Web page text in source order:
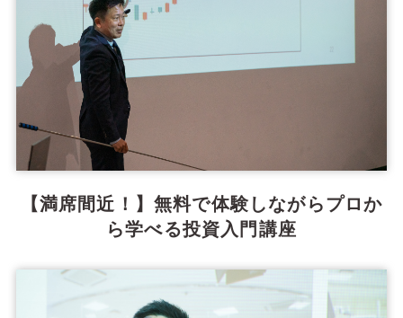
【満席間近！】無料で体験しながらプロか
ら学べる投資入門講座